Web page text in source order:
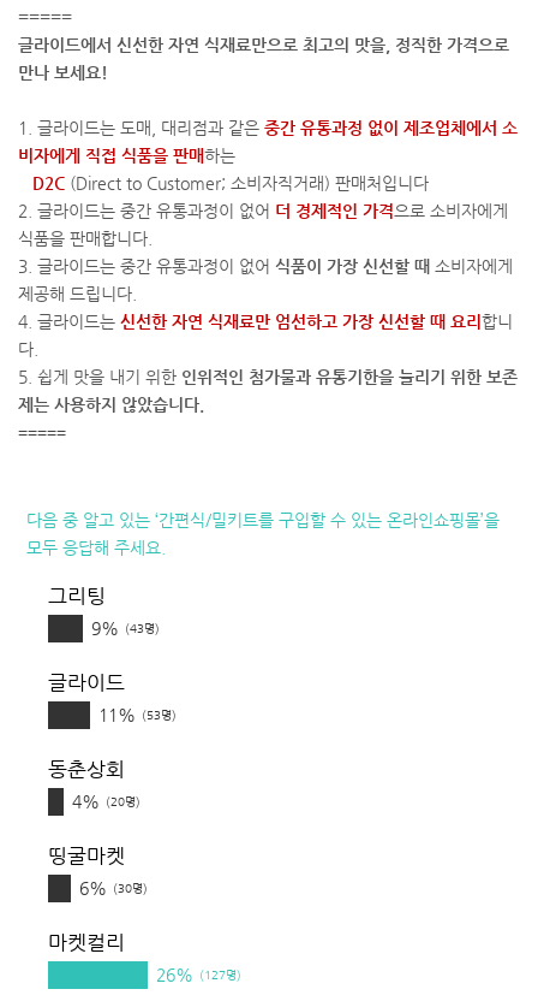
=====
글라이드에서 신선한 자연 식재료만으로 최고의 맛을, 정직한 가격으로
만나 보세요!
1. 글라이드는 도매, 대리점과 같은 중간 유통과정 없이 제조업체에서 소
비자에게 직접 식품을 판매하는
D2C (Direct to Customer; 소비자직거래) 판매처입니다
2. 글라이드는 중간 유통과정이 없어 더 경제적인 가격으로 소비자에게
식품을 판매합니다.
3. 글라이드는 중간 유통과정이 없어 식품이 가장 신선할 때 소비자에게
제공해 드립니다.
4. 글라이드는 신선한 자연 식재료만 엄선하고 가장 신선할 때 요리 합니
다.
5. 쉽게 맛을 내기 위한 인위적인 첨가물과 유통기한을 늘리기 위한 보존
제는 사용하지 않았습니다.
=====
다음 중 알고 있는 ‘간편식/밀키트를 구입할 수 있는 온라인쇼핑몰’을
모두 응답해 주세요.
그리팅
9% (43명)
글라이드
11% (53명)
동춘상회
4% (20명)
띵굴마켓
6% (30명)
마켓컬리
26% (127명)